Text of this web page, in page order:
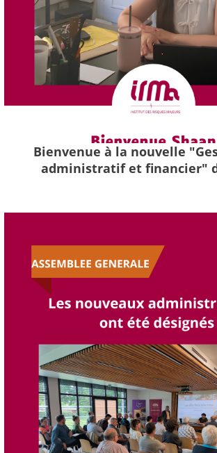
Bienvenue à la nouvelle
administratif et financier"